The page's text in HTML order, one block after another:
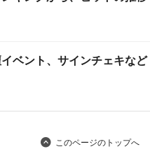
ベント、サインチェキなど
このページのトップへ